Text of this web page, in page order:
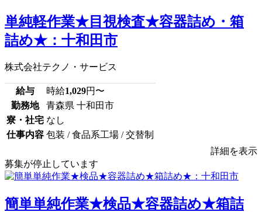
単純軽作業★目視検査★容器詰め・箱
詰め★：十和田市
株式会社テクノ・サービス
給与 時給1,029円〜
勤務地
青森県 十和田市
寮・社宅 なし
仕事内容 包装 / 食品系工場 / 交替制
詳細を表示
募集が停止しています
簡単単純作業★検品★容器詰め★箱詰